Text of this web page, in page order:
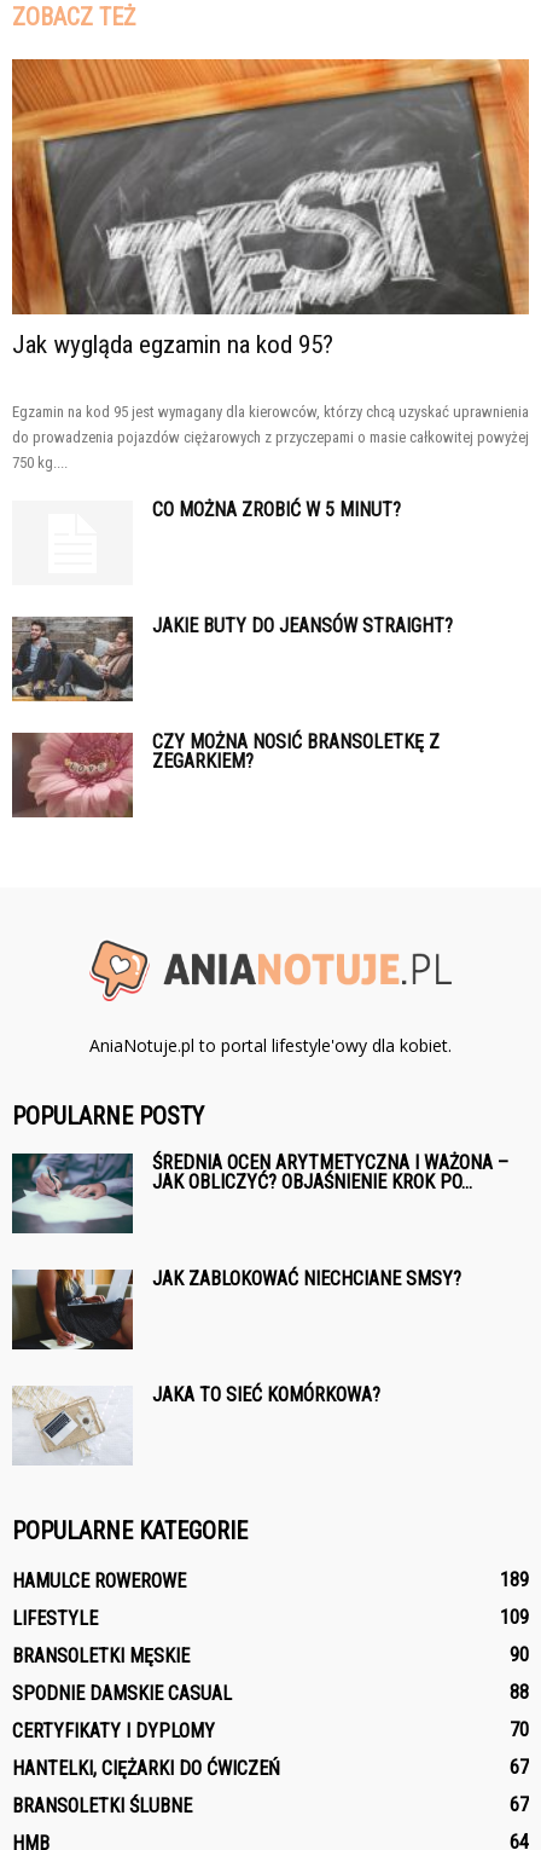
ZOBACZ TEŻ
Jak wygląda egzamin na kod 95?
Egzamin na kod 95 jest wymagany dla kierowców, którzy chcą uzyskać uprawnienia
do prowadzenia pojazdów ciężarowych z przyczepami o masie całkowitej powyżej
750 kg....
CO MOŻNA ZROBIĆ W 5 MINUT?
JAKIE BUTY DO JEANSÓW STRAIGHT?
CZY MOŻNA NOSIĆ BRANSOLETKĘ Z
ZEGARKIEM?
AniaNotuje.pl to portal lifestyle'owy dla kobiet.
POPULARNE POSTY
ŚREDNIA OCEN ARYTMETYCZNA I WAŻONA –
JAK OBLICZYĆ? OBJAŚNIENIE KROK PO...
JAK ZABLOKOWAĆ NIECHCIANE SMSY?
JAKA TO SIEĆ KOMÓRKOWA?
POPULARNE KATEGORIE
HAMULCE ROWEROWE
189
LIFESTYLE
109
BRANSOLETKI MĘSKIE
90
SPODNIE DAMSKIE CASUAL
88
CERTYFIKATY I DYPLOMY
70
HANTELKI, CIĘŻARKI DO ĆWICZEŃ
67
BRANSOLETKI ŚLUBNE
67
HMB
64